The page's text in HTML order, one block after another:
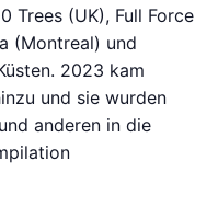
Trees (UK), Full Force
(Montreal) und
2023 kam
und sie wurden
anderen in die